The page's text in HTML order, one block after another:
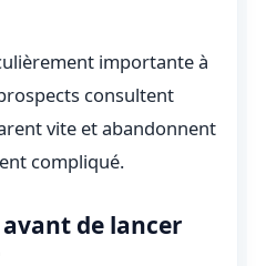
importante à
consultent
vite et abandonnent
compliqué.
de lancer